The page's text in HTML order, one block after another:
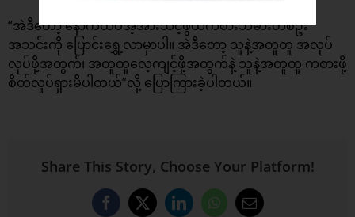
“အဲဒီတော့ နောက်ထပ်အံ့အားသင့်ဖွယ်ကစားသမားတစ်ဦး
အသင်းကို ပြောင်းရွှေ့လာမှာပါ။ အဲဒီတော့ သူနဲ့အတူတူ အလုပ်
လုပ်ဖို့အတွက်၊ အတူတူလေ့ကျင့်ဖို့အတွက်နဲ့ သူနဲ့အတူတူ ကစားဖို့
စိတ်လှုပ်ရှားမိပါတယ်”လို့ ပြောကြားခဲ့ပါတယ်။
Share This Story, Choose Your Platform!
Facebook
X LinkedInWhatsApp
Email